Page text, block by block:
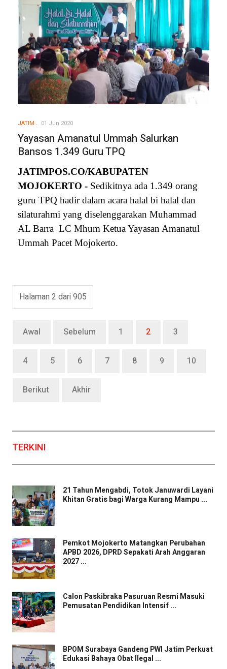
JATIM 01 Jun 2020
Yayasan Amanatul Ummah Salurkan
Bansos 1.349 Guru TPQ
JATIMPOS.CO/KABUPATEN
MOJOKERTO - Sedikitnya ada 1.349 orang
guru TPQ hadir dalam acara halal bi halal dan
silaturahmi yang diselenggarakan Muhammad
AL Barra LC Mhum Ketua Yayasan Amanatul
Ummah Pacet Mojokerto.
Halaman 2 dari 905
Awal Sebelum 1 2 3
4 5 6 7 8 9 10
Berikut Akhir
TERKINI
21 Tahun Mengabdi, Totok Januwardi Layani
Khitan Gratis bagi Warga Kurang Mampu ...
Pemkot Mojokerto Matangkan Perubahan
APBD 2026, DPRD Sepakati Arah Anggaran
2027 ...
Calon Paskibraka Pasuruan Resmi Masuki
Pemusatan Pendidikan Intensif ...
BPOM Surabaya Gandeng PWI Jatim Perkuat
Edukasi Bahaya Obat Ilegal ...